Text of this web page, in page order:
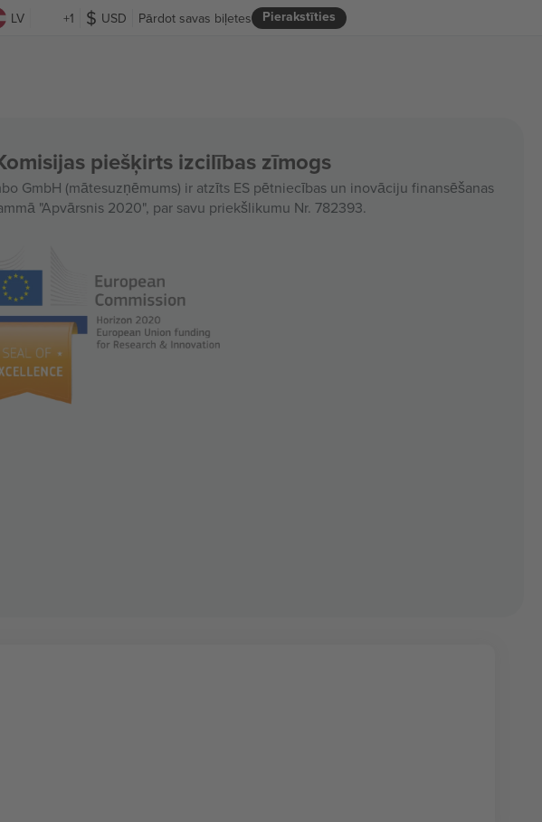
LV +1 USD Pierakstīties
Pārdot savas biļetes
piešķirts izcilības zīmogs
GmbH (mātesuzņēmums) ir atzīts ES pētniecības un inovāciju finansēšanas
"Apvārsnis 2020", par savu priekšlikumu Nr. 782393.